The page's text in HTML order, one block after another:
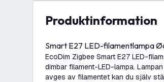
produktinformation
Smart E27 LED-filamentlampa
EcoDim Zigbee Smart E27 LED-
dimbar filament-LED-lampa.
avges av filamentet kan du själv